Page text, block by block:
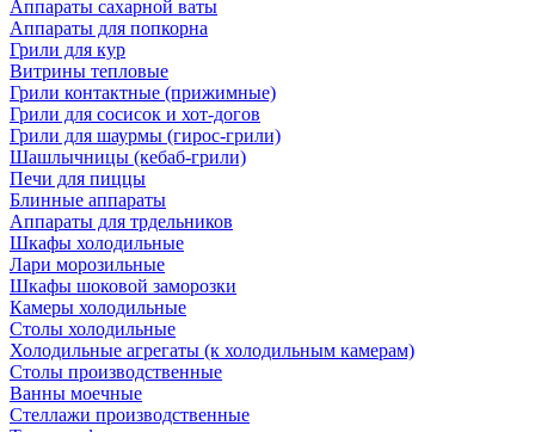
Аппараты сахарной ваты
Аппараты для попкорна
Грили для кур
Витрины тепловые
Грили контактные (прижимные)
Грили для сосисок и хот-догов
Грили для шаурмы (гирос-грили)
Шашлычницы (кебаб-грили)
Печи для пиццы
Блинные аппараты
Аппараты для трдельников
Шкафы холодильные
Лари морозильные
Шкафы шоковой заморозки
Камеры холодильные
Столы холодильные
Холодильные агрегаты (к холодильным камерам)
Столы производственные
Ванны моечные
Стеллажи производственные